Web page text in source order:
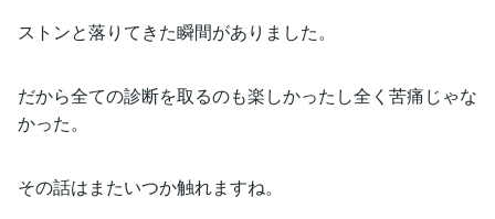
ストンと落りてきた瞬間がありました。
だから全ての診断を取るのも楽しかったし全く苦痛じゃな
かった。
その話はまたいつか触れますね。